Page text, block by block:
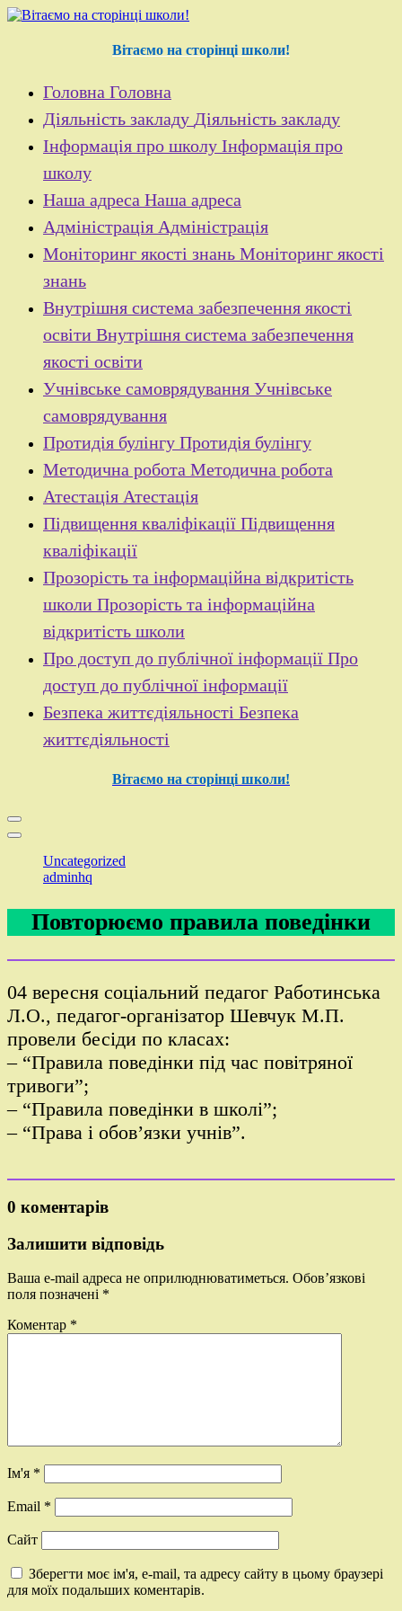
Перейти
Вітаємо на сторінці школи!
Головна Головна
Діяльність закладу Діяльність закладу
Інформація про школу Інформація про
школу
Наша адреса Наша адреса
Адміністрація Адміністрація
Моніторинг якості знань Моніторинг якості
знань
Внутрішня система забезпечення якості
освіти Внутрішня система забезпечення
якості освіти
Учнівське самоврядування Учнівське
самоврядування
Протидія булінгу Протидія булінгу
Методична робота Методична робота
Атестація Атестація
Підвищення кваліфікації Підвищення
кваліфікації
Прозорість та інформаційна відкритість
школи Прозорість та інформаційна
відкритість школи
Про доступ до публічної інформації Про
доступ до публічної інформації
Безпека життєдіяльності Безпека
життєдіяльності
Вітаємо на сторінці школи!
Uncategorized
adminhq
Повторюємо правила поведінки
04 вересня соціальний педагог Работинська
Л.О., педагог-організатор Шевчук М.П.
провели бесіди по класах:
– “Правила поведінки під час повітряної
тривоги”;
– “Правила поведінки в школі”;
– “Права і обов’язки учнів”.
0 коментарів
Залишити відповідь
Ваша e-mail адреса не оприлюднюватиметься. Обов’язкові
поля позначені *
Коментар *
Ім'я *
Email *
Сайт
Зберегти моє ім'я, e-mail, та адресу сайту в цьому браузері
для моїх подальших коментарів.